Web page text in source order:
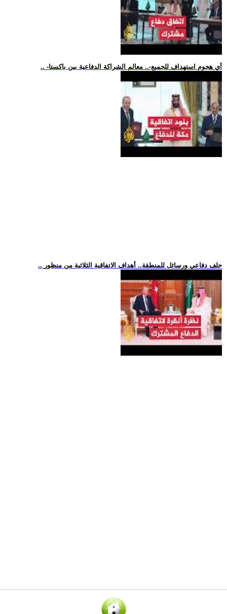
.. -أي هجوم استهداف للجميع-.. معالم الشراكة الدفاعية بين باكستا
.. حلف دفاعي ورسائل للمنطقة.. أهداف الاتفاقية الثلاثية من منظور